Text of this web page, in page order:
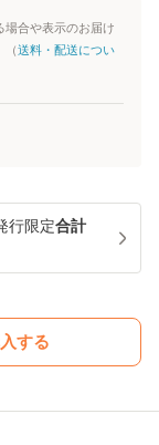
合や表示のお届け
（送料・配送につい
行限定合計
する